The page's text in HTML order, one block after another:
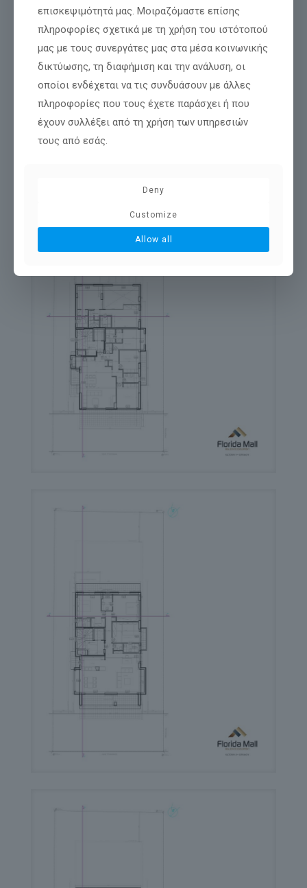
επισκεψιμότητά μας. Μοιραζόμαστε επίσης
πληροφορίες σχετικά με τη χρήση του ιστότοπού
μας με τους συνεργάτες μας στα μέσα κοινωνικής
δικτύωσης, τη διαφήμιση και την ανάλυση, οι
οποίοι ενδέχεται να τις συνδυάσουν με άλλες
πληροφορίες που τους έχετε παράσχει ή που
έχουν συλλέξει από τη χρήση των υπηρεσιών
τους από εσάς.
Deny
Customize
Allow all